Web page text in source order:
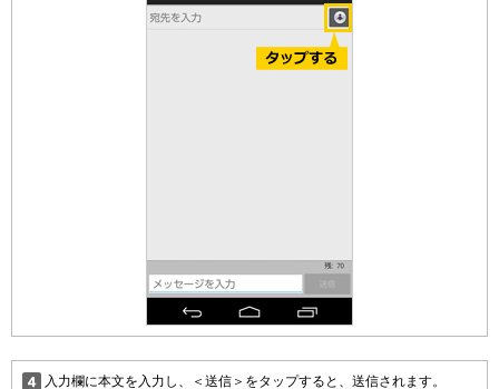
入力欄に本文を入力し、＜送信＞をタップすると、送信されます。